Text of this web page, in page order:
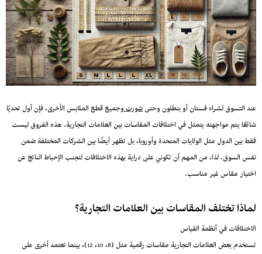
عند التسوق لشراء فستان أو بنطلون وحتىشورتوجميع قطع الملابس الأخرى، فإن أول تحديًا
شائعًا يتم مواجهته يتمثل في اختلافات المقاسات بين العلامات التجارية. هذه الفروق ليست
فقط بين الدول مثل الولايات المتحدة وأوروبا، بل تظهر أيضًا بين الشركات المختلفة ضمن
نفس السوق. لذا، من المهم أن تكوني على دراية بهذه الاختلافات لتجنب الإحباط الناتج عن
اختيار مقاس غير مناسب.
لماذا تختلف المقاسات بين العلامات التجارية؟
الاختلافات في أنظمة القياس
تستخدم بعض العلامات التجارية مقاسات رقمية مثل (8، 10، 12)، بينما تعتمد أخرى على